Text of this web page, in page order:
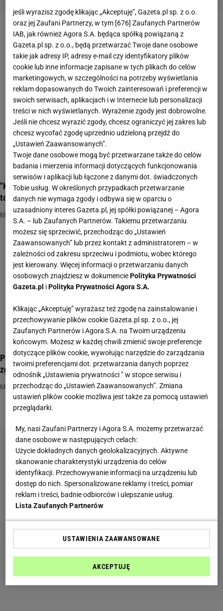
polska komedia
"Kiler" to kultowa polska komedia. Znasz ją na pamięć? Quiz
to sprawdzi
KILER NAJNOWSZE QUIZY DZISIAJ DODANE POLSKA KOMEDIA
Pamiętasz jeszcze polską komedię "Sami swoi"? Spróbuj
zgarnąć 8/8!
KARGUL I PAWLAK POLSKA KOMEDIA POLSKIE FILMY
jeśli wyrazisz zgodę klikając „Akceptuję”, Gazeta.pl sp. z o.o.
oraz jej Zaufani Partnerzy, w tym [ 676 ] Zaufanych Partnerów
IAB, jak również Agora S.A. będąca spółką powiązaną z
Gazeta.pl sp. z o.o., będą przetwarzać Twoje dane osobowe
takie jak adresy IP, adresy e-mail czy identyfikatory plików
cookie lub inne informacje zapisane w tych plikach do celów
marketingowych, w szczególności na potrzeby wyświetlania
reklam dopasowanych do Twoich zainteresowań i preferencji w
swoich serwisach, aplikacjach i w Internecie lub personalizacji
treści w nich wyświetlanych. Wyrażenie zgody jest dobrowolne.
Jeśli nie chcesz wyrazić zgody, chcesz ograniczyć jej zakres lub
chcesz wycofać zgodę uprzednio udzieloną przejdź do
„Ustawień Zaawansowanych”.
Twoje dane osobowe mogą być przetwarzane także do celów
badania i mierzenia informacji dotyczących funkcjonowania
serwisów i aplikacji lub łączone z danymi dot. świadczonych
Tobie usług. W określonych przypadkach przetwarzanie
danych nie wymaga zgody i odbywa się w oparciu o
uzasadniony interes Gazeta.pl, jej spółki powiązanej – Agora
S.A. – lub Zaufanych Partnerów. Takiemu przetwarzaniu
możesz się sprzeciwić, przechodząc do „Ustawień
Zaawansowanych” lub przez kontakt z administratorem – w
zależności od zakresu sprzeciwu i podmiotu, wobec którego
jest kierowany. Więcej informacji o przetwarzaniu danych
osobowych znajdziesz w dokumencie Polityka Prywatności
Gazeta.pl i Polityka Prywatności Agora S.A.
Klikając „Akceptuję” wyrażasz też zgodę na zainstalowanie i
przechowywanie plików cookie Gazeta.pl sp. z o.o., jej
Zaufanych Partnerów i Agora S.A. na Twoim urządzeniu
końcowym. Możesz w każdej chwili zmienić swoje preferencje
dotyczące plików cookie, wywołując narzędzie do zarządzania
twoimi preferencjami dot. przetwarzania danych poprzez
odnośnik „Ustawienia prywatności ” w stopce serwisu i
przechodząc do „Ustawień Zaawansowanych”. Zmiana
ustawień plików cookie możliwa jest także za pomocą ustawień
przeglądarki.
My, nasi Zaufani Partnerzy i Agora S.A. możemy przetwarzać
dane osobowe w następujących celach:
Użycie dokładnych danych geolokalizacyjnych. Aktywne
skanowanie charakterystyki urządzenia do celów
identyfikacji. Przechowywanie informacji na urządzeniu lub
dostęp do nich. Spersonalizowane reklamy i treści, pomiar
reklam i treści, badnie odbiorców i ulepszanie usług.
Lista Zaufanych Partnerów
USTAWIENIA ZAAWANSOWANE
AKCEPTUJĘ